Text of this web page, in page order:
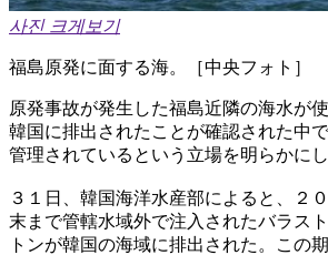
사진 크게보기
福島原発に面する海。［中央フォト］
原発事故が発生した福島近隣の海水が
韓国に排出されたことが確認された中
管理されているという立場を明らかにし
３１日、韓国海洋水産部によると、２
末まで管轄水域外で注入されたバラス
トンが韓国の海域に排出された。この